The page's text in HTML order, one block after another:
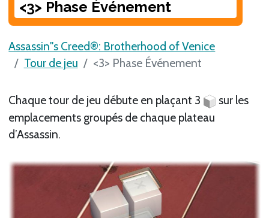
<3> Phase Événement
Assassin''s Creed®: Brotherhood of Venice
Tour de jeu
<3> Phase Événement
Chaque tour de jeu débute en plaçant 3
sur les
emplacements groupés de chaque plateau
d’Assassin.